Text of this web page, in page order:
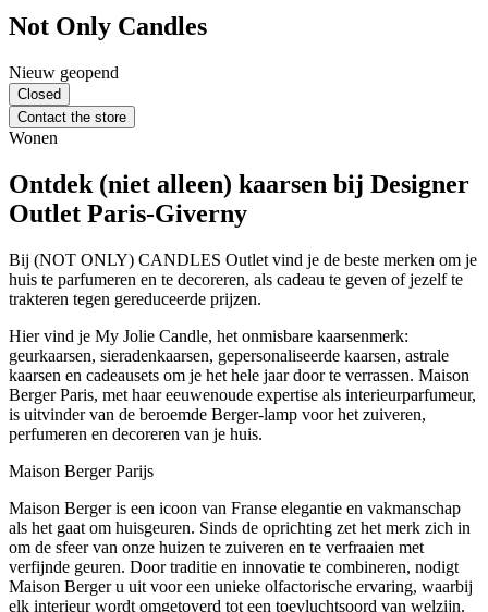
Not Only Candles
Nieuw geopend
Closed
Contact the store
Wonen
Ontdek (niet alleen) kaarsen bij Designer
Outlet Paris-Giverny
Bij (NOT ONLY) CANDLES Outlet vind je de beste merken om je
huis te parfumeren en te decoreren, als cadeau te geven of jezelf te
trakteren tegen gereduceerde prijzen.
Hier vind je My Jolie Candle, het onmisbare kaarsenmerk:
geurkaarsen, sieradenkaarsen, gepersonaliseerde kaarsen, astrale
kaarsen en cadeausets om je het hele jaar door te verrassen. Maison
Berger Paris, met haar eeuwenoude expertise als interieurparfumeur,
is uitvinder van de beroemde Berger-lamp voor het zuiveren,
perfumeren en decoreren van je huis.
Maison Berger Parijs
Maison Berger is een icoon van Franse elegantie en vakmanschap
als het gaat om huisgeuren. Sinds de oprichting zet het merk zich in
om de sfeer van onze huizen te zuiveren en te verfraaien met
verfijnde geuren. Door traditie en innovatie te combineren, nodigt
Maison Berger u uit voor een unieke olfactorische ervaring, waarbij
elk interieur wordt omgetoverd tot een toevluchtsoord van welzijn.